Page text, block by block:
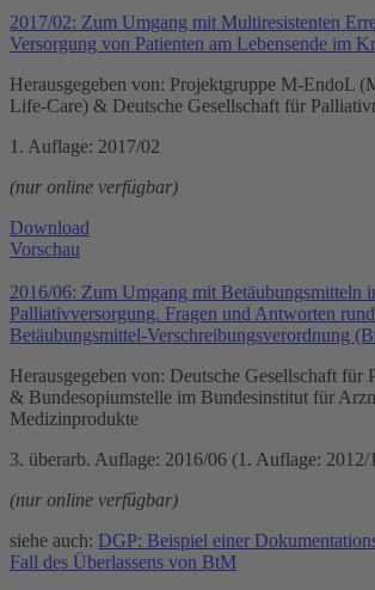
2017/02: Zum Umgang mit Multiresistenten
Versorgung von Patienten am Lebensende im
Herausgegeben von: Projektgruppe M-EndoL
Life-Care) & Deutsche Gesellschaft für
1. Auflage: 2017/02
(nur online verfügbar)
Download
Vorschau
2016/06: Zum Umgang mit Betäubungsmitteln
Palliativversorgung. Fragen und Antworten
Betäubungsmittel-Verschreibungsverordnung
Herausgegeben von: Deutsche Gesellschaft für
& Bundesopiumstelle im Bundesinstitut für
Medizinprodukte
3. überarb. Auflage: 2016/06 (1. Auflage: 2012/
(nur online verfügbar)
siehe auch: DGP: Beispiel einer
Fall des Überlassens von BtM